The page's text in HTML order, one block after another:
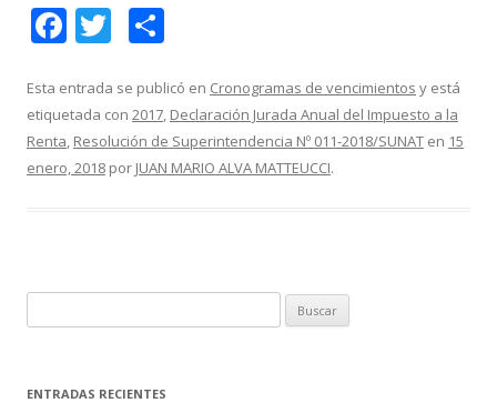
F
e
b
o
T
itt
er
m
p
ar
Esta entrada se publicó en Cronogramas de vencimientos y está
etiquetada con 2017, Declaración Jurada Anual del Impuesto a la
Renta, Resolución de Superintendencia Nº 011-2018/SUNAT en 15
enero, 2018 por JUAN MARIO ALVA MATTEUCCI.
u
c
ENTRADAS RECIENTES